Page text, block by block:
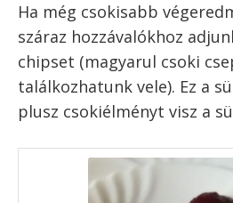
Ha még csokisabb
száraz hozzávalókhoz
chipset (magyarul csoki
találkozhatunk vele). Ez a
plusz csokiélményt visz a